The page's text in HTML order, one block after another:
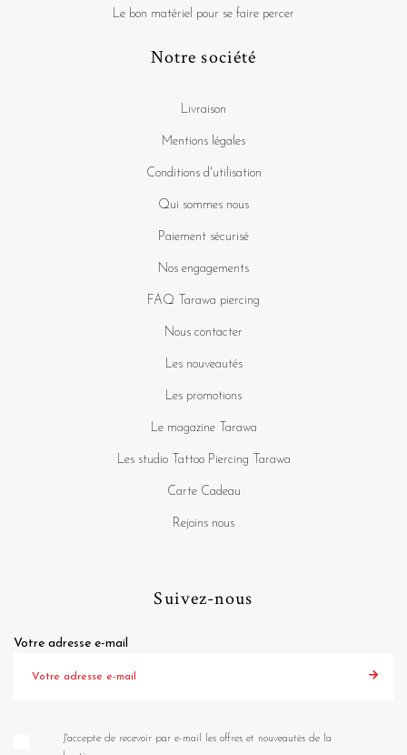
Le bon matériel pour se faire percer
Notre société
Livraison
Mentions légales
Conditions d'utilisation
Qui sommes nous
Paiement sécurisé
Nos engagements
FAQ Tarawa piercing
Nous contacter
Les nouveautés
Les promotions
Le magazine Tarawa
Les studio Tattoo Piercing Tarawa
Carte Cadeau
Rejoins nous
Suivez-nous
Votre adresse e-mail
J'accepte de recevoir par e-mail les offres et nouveautés de la